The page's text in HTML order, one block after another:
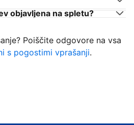
objavljena na spletu?
Poiščite odgovore na vsa
s pogostimi vprašanji.